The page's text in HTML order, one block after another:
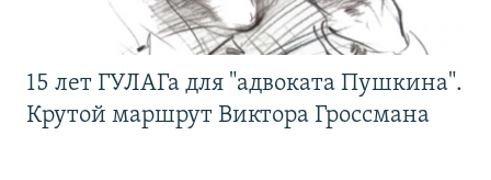
15 лет ГУЛАГа для "адвоката Пушкина".
Крутой маршрут Виктора Гроссмана